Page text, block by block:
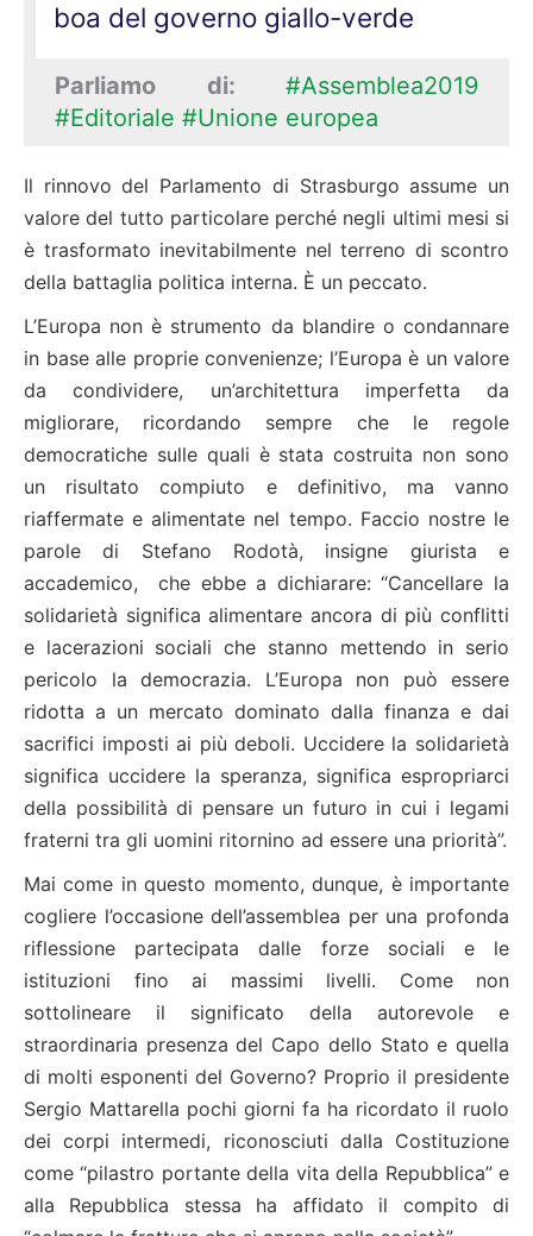
boa del governo giallo-verde
Parliamo di: #Assemblea2019
#Editoriale #Unione europea
Il rinnovo del Parlamento di Strasburgo assume un
valore del tutto particolare perché negli ultimi mesi si
è trasformato inevitabilmente nel terreno di scontro
della battaglia politica interna. È un peccato.
L’Europa non è strumento da blandire o condannare
in base alle proprie convenienze; l’Europa è un valore
da condividere, un’architettura imperfetta da
migliorare, ricordando sempre che le regole
democratiche sulle quali è stata costruita non sono
un risultato compiuto e definitivo, ma vanno
riaffermate e alimentate nel tempo. Faccio nostre le
parole di Stefano Rodotà, insigne giurista e
accademico,
che ebbe a dichiarare: “Cancellare la
solidarietà significa alimentare ancora di più conflitti
e lacerazioni sociali che stanno mettendo in serio
pericolo la democrazia. L’Europa non può essere
ridotta a un mercato dominato dalla finanza e dai
sacrifici imposti ai più deboli. Uccidere la solidarietà
significa uccidere la speranza, significa espropriarci
della possibilità di pensare un futuro in cui i legami
fraterni tra gli uomini ritornino ad essere una priorità”.
Mai come in questo momento, dunque, è importante
cogliere l’occasione dell’assemblea per una profonda
riflessione partecipata dalle forze sociali e le
istituzioni fino ai massimi livelli. Come non
sottolineare il significato della autorevole e
straordinaria presenza del Capo dello Stato e quella
di molti esponenti del Governo? Proprio il presidente
Sergio Mattarella pochi giorni fa ha ricordato il ruolo
dei corpi intermedi, riconosciuti dalla Costituzione
come “pilastro portante della vita della Repubblica” e
alla Repubblica stessa ha affidato il compito di